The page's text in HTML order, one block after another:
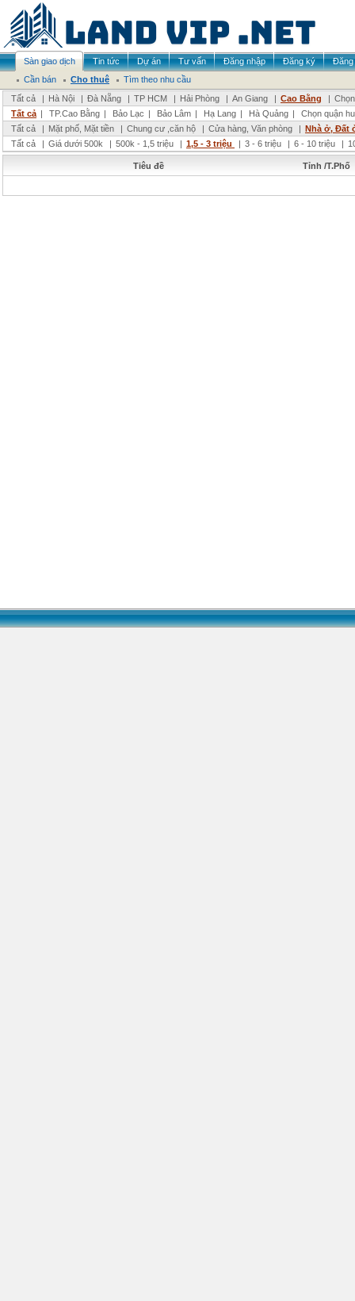
Sàn giao dịch Tin tức Dự án Tư vấn Đăng nhập Đăng ký
Đăng
Cần bán
Cho thuê
Tìm theo nhu cầu
Tất cả
| Hà Nội | Đà Nẵng | TP HCM | Hải Phòng | An Giang | Cao Bằng |
Tất cả | TP.Cao Bằng | Bảo Lạc | Bảo Lâm | Hạ Lang | Hà Quảng |
Chọn quận
Tất cả
| Mặt phố, Mặt tiền | Chung cư ,căn hộ | Cửa hàng, Văn phòng | Nhà ở, Đất
Tất cả
| Giá dưới 500k | 500k - 1,5 triệu | 1,5 - 3 triệu | 3 - 6 triệu | 6 - 10 triệu |
Tiêu đề Tỉnh /T.Phố